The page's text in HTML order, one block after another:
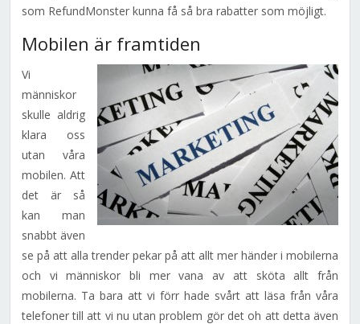
som RefundMonster kunna få så bra rabatter som möjligt.
Mobilen är framtiden
Vi
människor
skulle aldrig
klara oss
utan våra
mobilen. Att
det är så
kan man
snabbt även
se på att alla trender pekar på att allt mer händer i mobilerna
och vi människor bli mer vana av att sköta allt från
mobilerna. Ta bara att vi förr hade svårt att läsa från våra
telefoner till att vi nu utan problem gör det oh att detta även